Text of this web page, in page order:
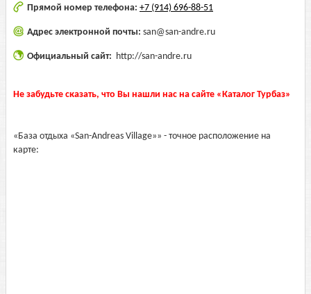
Прямой номер телефона: +7 (914) 696-88-51
Адрес электронной почты: san@san-andre.ru
Официальный сайт: http://san-andre.ru
Не забудьте сказать, что Вы нашли нас на сайте «Каталог Турбаз»
«База отдыха «San-Andreas Village»» - точное расположение на
карте: